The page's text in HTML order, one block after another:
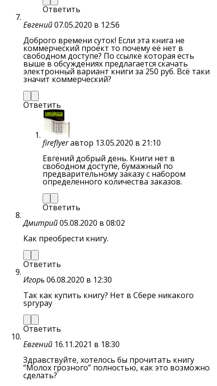
Ответить
Евгений07.05.2020 в 12:56
Доброго времени суток! Если эта книга не
коммерческий проект то почему её нет в
свободном доступе? По ссылке которая есть
выше в обсуждениях предлагается скачать
электронный вариант книги за 250 руб. Всё таки
значит коммерческий?
Ответить
fireflyerавтор 13.05.2020 в 21:10
Евгений добрый день. Книги нет в
свободном доступе, бумажный по
предварительному заказу с набором
определенного количества заказов.
Ответить
Дмитрий05.08.2020 в 08:02
Как преобрести книгу.
Ответить
Игорь06.08.2020 в 12:30
Так как купить книгу? Нет в Сбере никакого
sprypay
Ответить
Евгений 16.11.2021 в 18:30
Здравствуйте, хотелось бы прочитать книгу
“Молох грозного” полностью, как это возможно
сделать?